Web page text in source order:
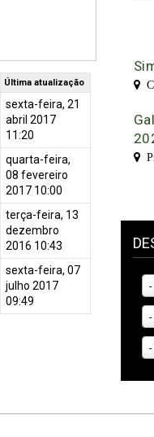
Última atualização
sexta-feira, 21
abril 2017
11:20
quarta-feira,
08 fevereiro
2017 10:00
terça-feira, 13
dezembro
2016 10:43
sexta-feira, 07
julho 2017
09:49
-